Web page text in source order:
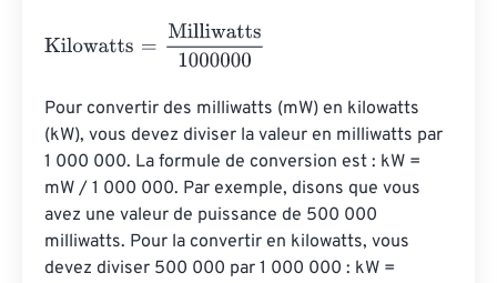
Kilowatts = Milliwatts1000000
Pour convertir des milliwatts (mW) en kilowatts
(kW), vous devez diviser la valeur en milliwatts par
1 000 000. La formule de conversion est : kW =
mW / 1 000 000. Par exemple, disons que vous
avez une valeur de puissance de 500 000
milliwatts. Pour la convertir en kilowatts, vous
devez diviser 500 000 par 1 000 000 : kW =